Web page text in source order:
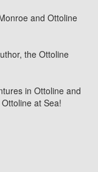
and Ottoline
the Ottoline
in Ottoline and
Ottoline at Sea!